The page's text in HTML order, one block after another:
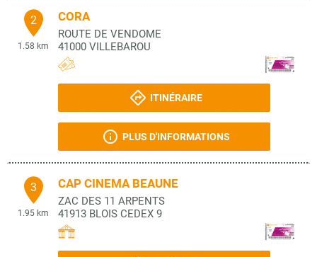
2
1.58 km
CORA
ROUTE DE VENDOME
41000 VILLEBAROU
ITINÉRAIRE
PLUS D'INFORMATIONS
3
1.95 km
CAP CINEMA BEAUNE
ZAC DES 11 ARPENTS
41913 BLOIS CEDEX 9